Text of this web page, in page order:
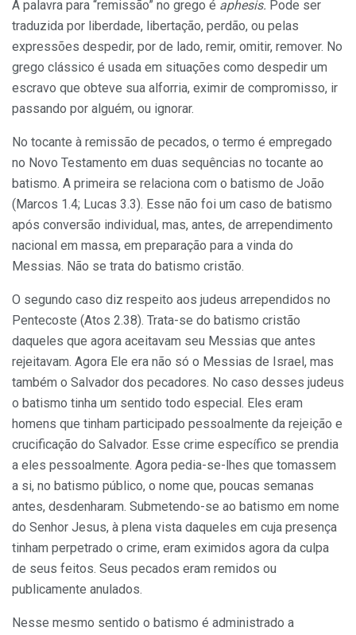
A palavra para “remissão” no grego é aphesis. Pode ser
traduzida por liberdade, libertação, perdão, ou pelas
expressões despedir, por de lado, remir, omitir, remover. No
grego clássico é usada em situações como despedir um
escravo que obteve sua alforria, eximir de compromisso, ir
passando por alguém, ou ignorar.
No tocante à remissão de pecados, o termo é empregado
no Novo Testamento em duas sequências no tocante ao
batismo. A primeira se relaciona com o batismo de João
(Marcos 1.4; Lucas 3.3). Esse não foi um caso de batismo
após conversão individual, mas, antes, de arrependimento
nacional em massa, em preparação para a vinda do
Messias. Não se trata do batismo cristão.
O segundo caso diz respeito aos judeus arrependidos no
Pentecoste (Atos 2.38). Trata-se do batismo cristão
daqueles que agora aceitavam seu Messias que antes
rejeitavam. Agora Ele era não só o Messias de Israel, mas
também o Salvador dos pecadores. No caso desses judeus
o batismo tinha um sentido todo especial. Eles eram
homens que tinham participado pessoalmente da rejeição e
crucificação do Salvador. Esse crime específico se prendia
a eles pessoalmente. Agora pedia-se-lhes que tomassem
a si, no batismo público, o nome que, poucas semanas
antes, desdenharam. Submetendo-se ao batismo em nome
do Senhor Jesus, à plena vista daqueles em cuja presença
tinham perpetrado o crime, eram eximidos agora da culpa
de seus feitos. Seus pecados eram remidos ou
publicamente anulados.
Nesse mesmo sentido o batismo é administrado a